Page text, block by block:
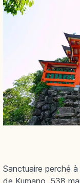
Sanctuaire perché